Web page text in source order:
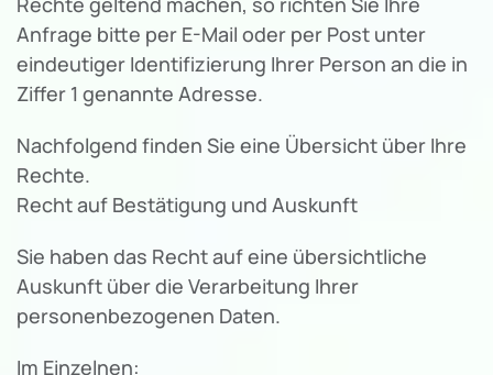
Anfrage bitte per E-Mail oder per Post unter
eindeutiger Identifizierung Ihrer Person an die in
Ziffer 1 genannte Adresse.
Nachfolgend finden Sie eine Übersicht über Ihre
Rechte.
Recht auf Bestätigung und Auskunft
Sie haben das Recht auf eine übersichtliche
Auskunft über die Verarbeitung Ihrer
personenbezogenen Daten.
Im Einzelnen: